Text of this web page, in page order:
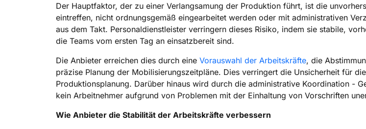
Der Hauptfaktor, der zu einer Verlangsamung der Produktion führt, ist die
eintreffen, nicht ordnungsgemäß eingearbeitet werden oder mit administrativen
aus dem Takt. Personaldienstleister verringern dieses Risiko, indem sie stabile,
die Teams vom ersten Tag an einsatzbereit sind.
Die Anbieter erreichen dies durch eine Vorauswahl der Arbeitskräfte, die
präzise Planung der Mobilisierungszeitpläne. Dies verringert die Unsicherheit für
Produktionsplanung. Darüber hinaus wird durch die administrative Koordination -
kein Arbeitnehmer aufgrund von Problemen mit der Einhaltung von Vorschriften
Wie Anbieter die Stabilität der Arbeitskräfte verbessern